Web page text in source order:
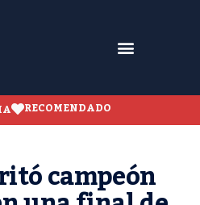
RECOMENDADO
campeón